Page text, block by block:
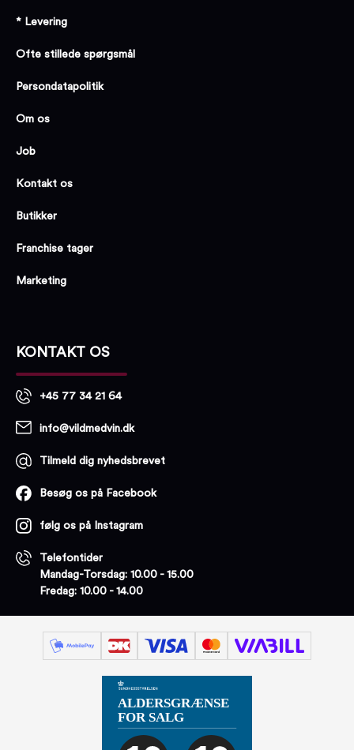
* Levering
Ofte stillede spørgsmål
Persondatapolitik
Om os
Job
Kontakt os
Butikker
Franchise tager
Marketing
KONTAKT OS
+45 77 34 21 64
info@vildmedvin.dk
Tilmeld dig nyhedsbrevet
Besøg os på Facebook
følg os på Instagram
Telefontider
Mandag-Torsdag: 10.00 - 15.00
Fredag: 10.00 - 14.00